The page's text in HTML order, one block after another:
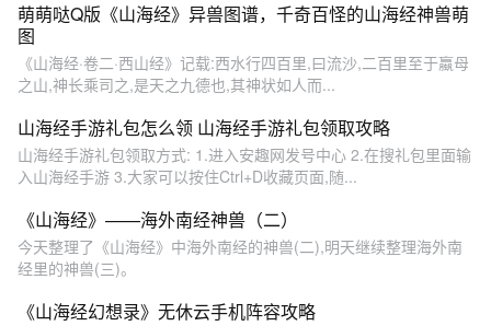
萌萌哒Q版《山海经》异兽图谱，千奇百怪的山海经神兽萌
图
《山海经·卷二·西山经》记载:西水行四百里,曰流沙,二百里至于蠃母
之山,神长乘司之,是天之九德也,其神状如人而...
山海经手游礼包怎么领 山海经手游礼包领取攻略
山海经手游礼包领取方式: 1.进入安趣网发号中心 2.在搜礼包里面输
入山海经手游 3.大家可以按住Ctrl+D收藏页面,随...
《山海经》——海外南经神兽（二）
今天整理了《山海经》中海外南经的神兽(二),明天继续整理海外南
经里的神兽(三)。
《山海经幻想录》无休云手机阵容攻略